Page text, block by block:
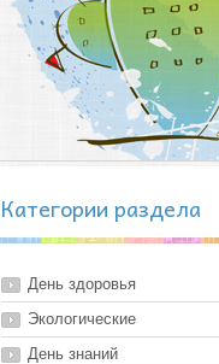
Категории раздела
День здоровья
Экологические
День знаний